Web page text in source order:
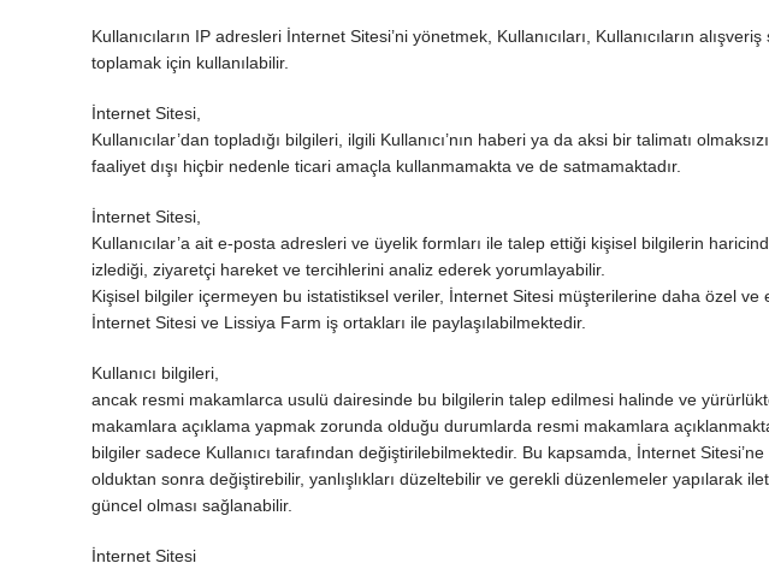
Kullanıcıların IP adresleri İnternet Sitesi’ni yönetmek, Kullanıcıları, Kullanıcıların
toplamak için kullanılabilir.
İnternet Sitesi,
Kullanıcılar’dan topladığı bilgileri, ilgili Kullanıcı’nın haberi ya da aksi bir talimatı
faaliyet dışı hiçbir nedenle ticari amaçla kullanmamakta ve de satmamaktadır.
İnternet Sitesi,
Kullanıcılar’a ait e-posta adresleri ve üyelik formları ile talep ettiği kişisel bilgilerin
izlediği, ziyaretçi hareket ve tercihlerini analiz ederek yorumlayabilir.
Kişisel bilgiler içermeyen bu istatistiksel veriler, İnternet Sitesi müşterilerine daha özel ve
İnternet Sitesi ve Lissiya Farm iş ortakları ile paylaşılabilmektedir.
Kullanıcı bilgileri,
ancak resmi makamlarca usulü dairesinde bu bilgilerin talep edilmesi halinde ve
makamlara açıklama yapmak zorunda olduğu durumlarda resmi makamlara
bilgiler sadece Kullanıcı tarafından değiştirilebilmektedir. Bu kapsamda, İnternet
olduktan sonra değiştirebilir, yanlışlıkları düzeltebilir ve gerekli düzenlemeler yapılarak
güncel olması sağlanabilir.
İnternet Sitesi